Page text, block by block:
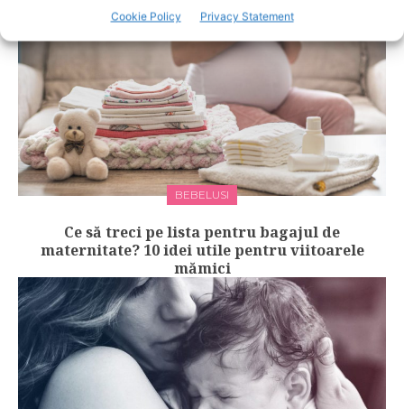
Cookie Policy Privacy Statement
BEBELUSI
Ce să treci pe lista pentru bagajul de
maternitate? 10 idei utile pentru viitoarele
mămici